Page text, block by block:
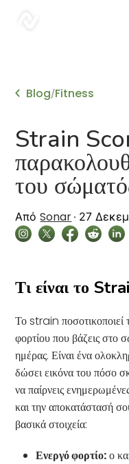
Blog/Fitness
Strain
του
Από Sonar 27
Τι είναι το
Το strain ποσοτικοποιεί
φορτίου που βάζεις στο
ημέρας. Είναι ένα
δώσει εικόνα του πόσο
να παίρνεις
και την αποκατάστασή
βασικά στοιχεία:
Ενεργό φορτίο:ο